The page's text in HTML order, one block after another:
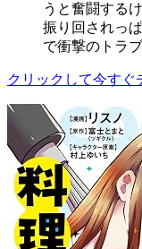
うと奮闘する
振り回されっ
で衝撃のトラ
クリックして今すぐ